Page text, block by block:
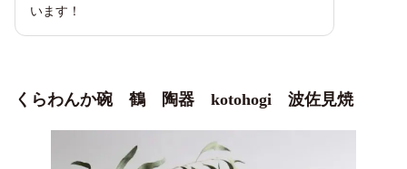
います！
くらわんか碗 鶴 陶器 kotohogi 波佐見焼